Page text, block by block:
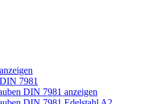
7981
DIN 7981 anzeigen